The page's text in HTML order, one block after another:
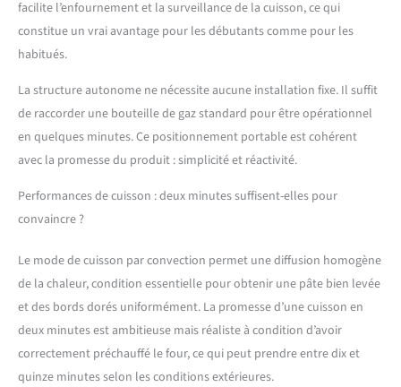
sociales en plein air
Sécurité Alimentaire
les normes LFGB,
garantissant la meilleure
qualité et sécurité dans la
préparation des aliments.
Conception Pratique :
distingue par ses
puissance efficace de 5,0
kW avec du gaz à 30 mbar,
et il est doté d'un
allumage électrique
pratique fonctionnant
avec une pile AA (pile non
incluse).
facilite l’enfournement et la surveillance de la cuisson, ce qui
constitue un vrai avantage pour les débutants comme pour les
habitués.
La structure autonome ne nécessite aucune installation fixe. Il suffit
de raccorder une bouteille de gaz standard pour être opérationnel
en quelques minutes. Ce positionnement portable est cohérent
avec la promesse du produit : simplicité et réactivité.
Performances de cuisson : deux minutes suffisent-elles pour
convaincre ?
Le mode de cuisson par convection permet une diffusion homogène
de la chaleur, condition essentielle pour obtenir une pâte bien levée
et des bords dorés uniformément. La promesse d’une cuisson en
deux minutes est ambitieuse mais réaliste à condition d’avoir
correctement préchauffé le four, ce qui peut prendre entre dix et
quinze minutes selon les conditions extérieures.